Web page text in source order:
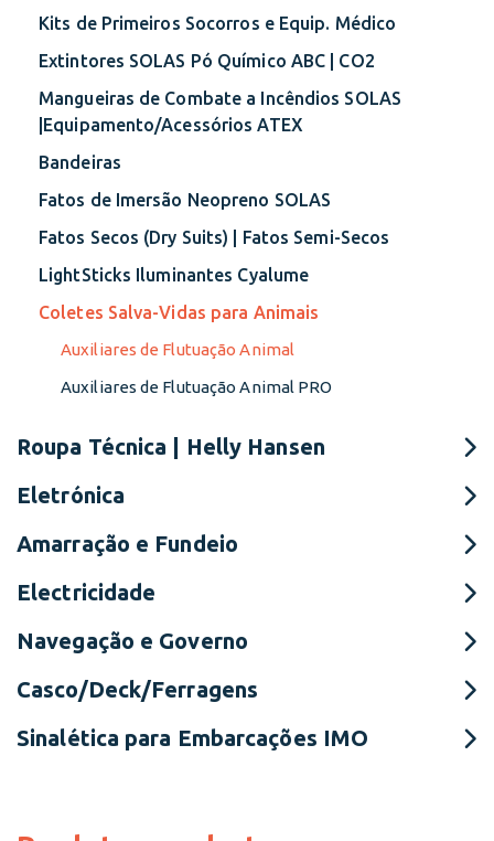
Kits de Primeiros Socorros e Equip. Médico
Extintores SOLAS Pó Químico ABC | CO2
Mangueiras de Combate a Incêndios SOLAS
|Equipamento/Acessórios ATEX
Bandeiras
Fatos de Imersão Neopreno SOLAS
Fatos Secos (Dry Suits) | Fatos Semi-Secos
LightSticks Iluminantes Cyalume
Coletes Salva-Vidas para Animais
Auxiliares de Flutuação Animal
Auxiliares de Flutuação Animal PRO
Roupa Técnica | Helly Hansen
Eletrónica
Amarração e Fundeio
Electricidade
Navegação e Governo
Casco/Deck/Ferragens
Sinalética para Embarcações IMO